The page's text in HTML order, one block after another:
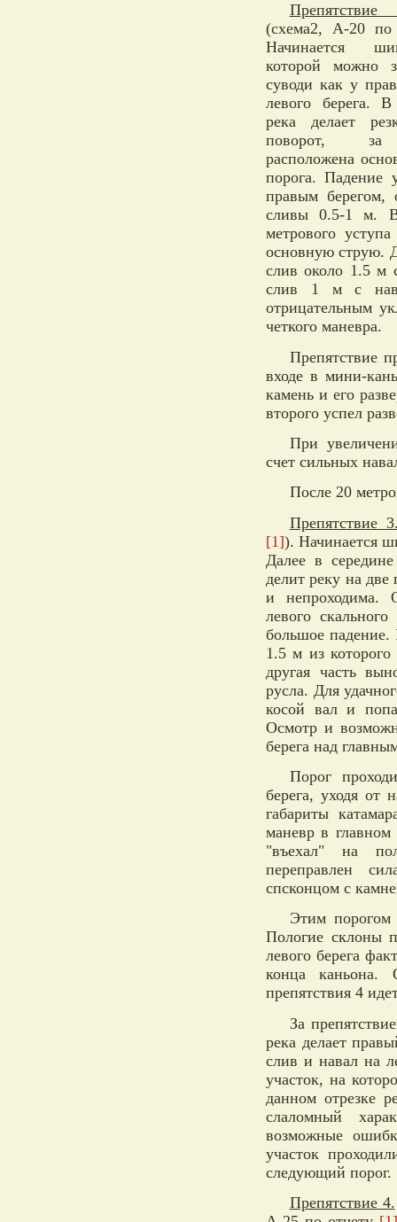
(схема2, А-20
Начинается
которой можно
суводи как у
левого берега.
река делает
поворот, за
расположена
порога. Падение
правым берегом,
сливы 0.5-1 м. В
метрового
основную струю.
слив около 1.5 м
слив 1 м с
отрицательным
четкого маневра.
Препятствие
входе в мини-
камень и его
второго успел
При
счет сильных
После 20
Препятствие
[1]). Начинается
Далее в
делит реку на
и непроходима.
левого
большое падение.
1.5 м из которого
другая часть
русла. Для
косой вал и
Осмотр и
берега над
Порог
берега, уходя от
габариты
маневр в главном
"въехал" на
переправлен
спсконцом с
Этим
Пологие склоны
левого берега
конца каньона.
препятствия 4
За
река делает
слив и навал на
участок, на
данном отрезке
слаломный
возможные
участок
следующий порог.
Препятствие 4.